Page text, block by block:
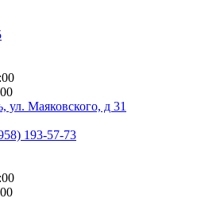
ул. Маяковского, д 31
193-57-73